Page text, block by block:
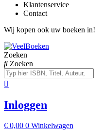
Klantenservice
Contact
Wij kopen ook uw boeken in!
Zoeken
Zoeken
Inloggen
€ 0,00 0 Winkelwagen